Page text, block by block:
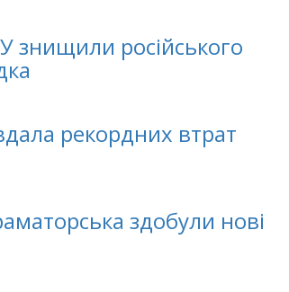
знищили російського
рекордних втрат
здобули нові